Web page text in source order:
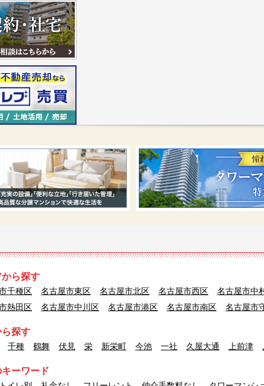
ら探す
千種区 名古屋市東区 名古屋市北区 名古屋市西区 名古屋市中
熱田区
名古屋市中川区 名古屋市港区 名古屋市南区 名古屋市
探す
千種 鶴舞 伏見 栄 新栄町 今池 一社 久屋大通 上前津
キーワード